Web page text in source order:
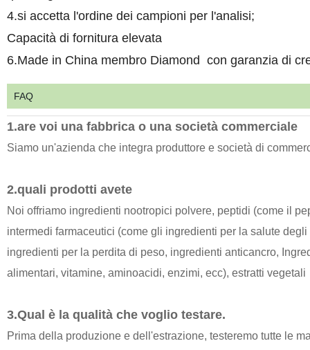
4.si accetta l'ordine dei campioni per l'analisi;
Capacità di fornitura elevata
6.Made in China membro Diamond con garanzia di
FAQ
1.are voi una fabbrica o una società commerciale
Siamo un'azienda che integra produttore e società di
2.quali prodotti avete
Noi offriamo ingredienti nootropici polvere, peptidi (come il
intermedi farmaceutici (come gli ingredienti per la salute
ingredienti per la perdita di peso, ingredienti anticancro,
alimentari, vitamine, aminoacidi, enzimi, ecc), estratti vegetali
3.Qual è la qualità che voglio testare.
Prima della produzione e dell'estrazione, testeremo tutte le